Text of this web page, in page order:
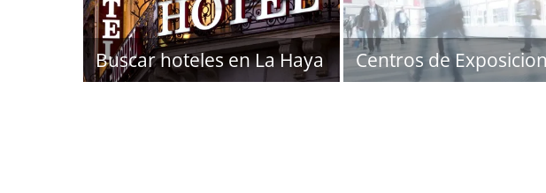
Buscar hoteles en La Haya Centros de